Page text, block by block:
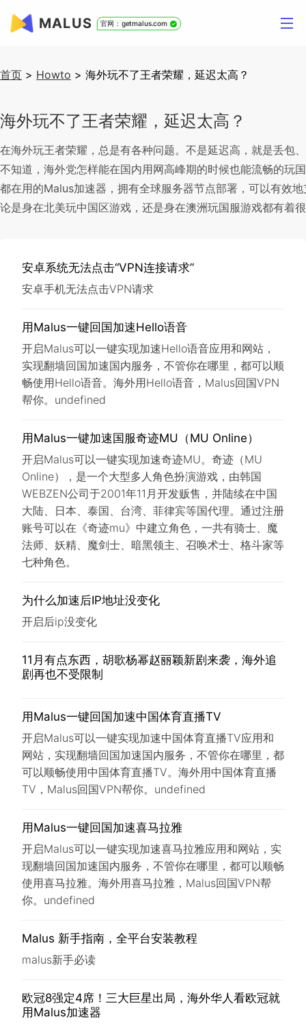
MALUS 官网：getmalus.com
首页 > Howto > 海外玩不了王者荣耀，延迟太高？
海外玩不了王者荣耀，延迟太高？
在海外玩王者荣耀，总是有各种问题。不是延迟高，就是丢包
不知道，海外党怎样能在国内用网高峰期的时候也能流畅的玩
都在用的Malus加速器，拥有全球服务器节点部署，可以有效
论是身在北美玩中国区游戏，还是身在澳洲玩国服游戏都有着
安卓系统无法点击“VPN连接请求”
安卓手机无法点击VPN请求
用Malus一键回国加速Hello语音
开启Malus可以一键实现加速Hello语音应用和网站，
实现翻墙回国加速国内服务，不管你在哪里，都可以顺
畅使用Hello语音。海外用Hello语音，Malus回国VPN
帮你。undefined
用Malus一键加速国服奇迹MU（MU Online）
开启Malus可以一键实现加速奇迹MU。奇迹（MU
Online），是一个大型多人角色扮演游戏，由韩国
WEBZEN公司于2001年11月开发贩售，并陆续在中国
大陆、日本、泰国、台湾、菲律宾等国代理。通过注册
账号可以在《奇迹mu》中建立角色，一共有骑士、魔
法师、妖精、魔剑士、暗黑领主、召唤术士、格斗家等
七种角色。
为什么加速后IP地址没变化
开启后ip没变化
11月有点东西，胡歌杨幂赵丽颖新剧来袭，海外追
剧再也不受限制
用Malus一键回国加速中国体育直播TV
开启Malus可以一键实现加速中国体育直播TV应用和
网站，实现翻墙回国加速国内服务，不管你在哪里，都
可以顺畅使用中国体育直播TV。海外用中国体育直播
TV，Malus回国VPN帮你。undefined
用Malus一键回国加速喜马拉雅
开启Malus可以一键实现加速喜马拉雅应用和网站，实
现翻墙回国加速国内服务，不管你在哪里，都可以顺畅
使用喜马拉雅。海外用喜马拉雅，Malus回国VPN帮
你。undefined
Malus 新手指南，全平台安装教程
malus新手必读
欧冠8强定4席！三大巨星出局，海外华人看欧冠就
用Malus加速器